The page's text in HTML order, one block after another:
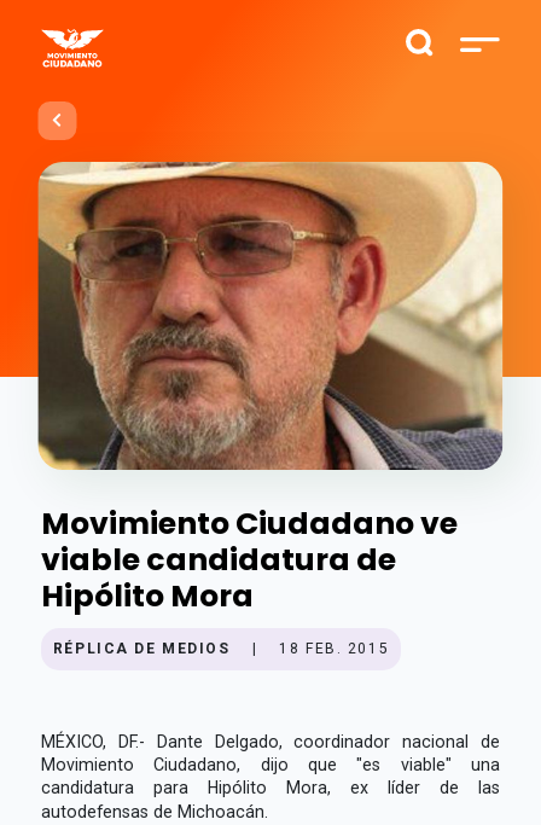
Movimiento Ciudadano ve
viable candidatura de
Hipólito Mora
RÉPLICA DE MEDIOS 18 FEB. 2015
MÉXICO, DF.- Dante Delgado, coordinador nacional de
Movimiento Ciudadano, dijo que "es viable" una
candidatura para Hipólito Mora, ex líder de las
autodefensas de Michoacán.